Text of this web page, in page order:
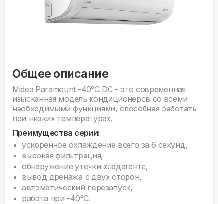
Общее описание
Midea Paramount -40°С DC - это современная
изысканная модель кондиционеров со всеми
необходимыми функциями, способная работать
при низких температурах.
Преимущества серии:
ускоренное охлаждение всего за 6 секунд,
высокая фильтрация,
обнаружение утечки хладагента,
вывод дренажа с двух сторон,
автоматический перезапуск,
работа при -40°С.